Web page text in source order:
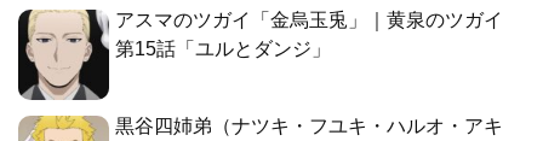
アスマのツガイ「金烏玉兎」｜黄泉のツガイ
第15話「ユルとダンジ」
黒谷四姉弟（ナツキ・フユキ・ハルオ・アキ